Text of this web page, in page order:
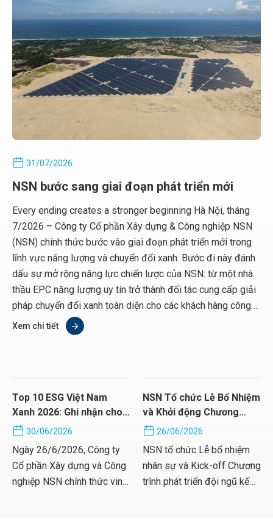
31/07/2026
NSN bước sang giai đoạn phát triển mới
Every ending creates a stronger beginning Hà Nội, tháng
7/2026 – Công ty Cổ phần Xây dựng & Công nghiệp NSN
(NSN) chính thức bước vào giai đoạn phát triển mới trong
lĩnh vực năng lượng và chuyển đổi xanh. Bước đi này đánh
dấu sự mở rộng năng lực chiến lược của NSN: từ một nhà
thầu EPC năng lượng uy tín trở thành đối tác cung cấp giải
pháp chuyển đổi xanh toàn diện cho các khách hàng công
nghiệp.
Xem chi tiết
Top 10 ESG Việt Nam
Xanh 2026: Ghi nhận cho
hành trình phát triển bền
30/06/2026
Ngày 26/6/2026, Công ty
Cổ phần Xây dựng và Công
nghiệp NSN chính thức vinh
NSN Tổ chức Lễ Bổ Nhiệm
và Khởi động Chương
trình Phát triển đội ngũ kế
26/06/2026
NSN tổ chức Lễ bổ nhiệm
nhân sự và Kick-off Chương
trình phát triển đội ngũ kế